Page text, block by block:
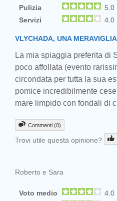
Pulizia
5.0
Servizi
4.0
VLYCHADA, UNA
La mia spiaggia preferita di
poco affollata (evento
circondata per tutta la sua
pomice incredibilmente
mare limpido con fondali di
Commenti (0)
Trovi utile questa opinione?
Roberto e Sara
Voto medio
4.0